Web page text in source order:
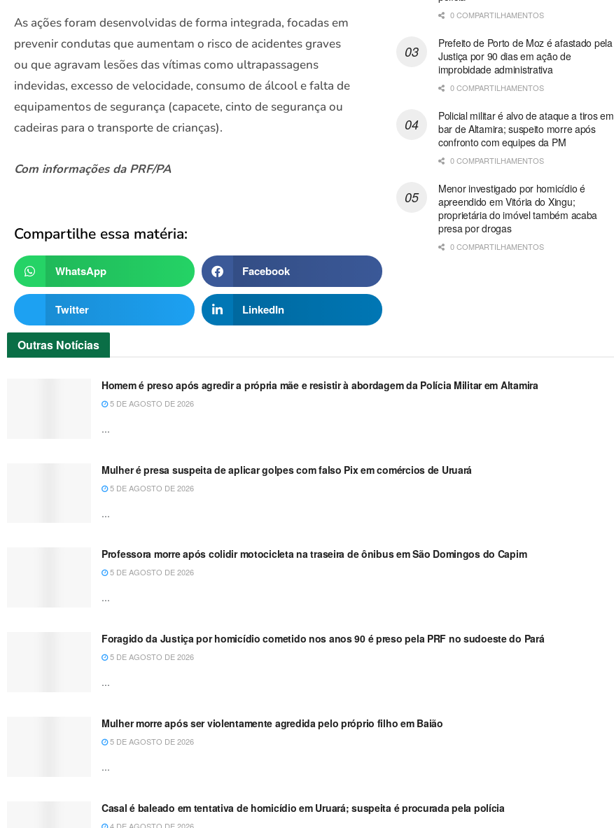
As ações foram desenvolvidas de forma integrada, focadas em
prevenir condutas que aumentam o risco de acidentes graves
ou que agravam lesões das vítimas como ultrapassagens
indevidas, excesso de velocidade, consumo de álcool e falta de
equipamentos de segurança (capacete, cinto de segurança ou
cadeiras para o transporte de crianças).
Com informações da PRF/PA
Compartilhe essa matéria:
WhatsApp Facebook
Twitter LinkedIn
0 COMPARTILHAMENTOS
Prefeito de Porto de Moz é afastado pela
Justiça por 90 dias em ação de
improbidade administrativa
0 COMPARTILHAMENTOS
Policial militar é alvo de ataque a tiros em
bar de Altamira; suspeito morre após
confronto com equipes da PM
0 COMPARTILHAMENTOS
Menor investigado por homicídio é
apreendido em Vitória do Xingu;
proprietária do imóvel também acaba
presa por drogas
0 COMPARTILHAMENTOS
Outras Notícias
Homem é preso após agredir a própria mãe e resistir à abordagem da Polícia Militar em Altamira
5 DE AGOSTO DE 2026
...
Mulher é presa suspeita de aplicar golpes com falso Pix em comércios de Uruará
5 DE AGOSTO DE 2026
...
Professora morre após colidir motocicleta na traseira de ônibus em São Domingos do Capim
5 DE AGOSTO DE 2026
...
Foragido da Justiça por homicídio cometido nos anos 90 é preso pela PRF no sudoeste do Pará
5 DE AGOSTO DE 2026
...
Mulher morre após ser violentamente agredida pelo próprio filho em Baião
5 DE AGOSTO DE 2026
...
Casal é baleado em tentativa de homicídio em Uruará; suspeita é procurada pela polícia
4 DE AGOSTO DE 2026